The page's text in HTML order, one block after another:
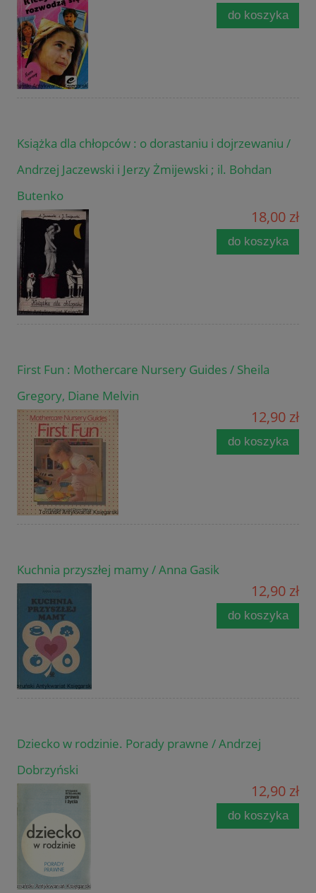
do koszyka
Książka dla chłopców : o dorastaniu i dojrzewaniu /
Andrzej Jaczewski i Jerzy Żmijewski ; il. Bohdan
Butenko
18,00 zł
do koszyka
First Fun : Mothercare Nursery Guides / Sheila
Gregory, Diane Melvin
12,90 zł
do koszyka
Kuchnia przyszłej mamy / Anna Gasik
12,90 zł
do koszyka
Dziecko w rodzinie. Porady prawne / Andrzej
Dobrzyński
12,90 zł
do koszyka